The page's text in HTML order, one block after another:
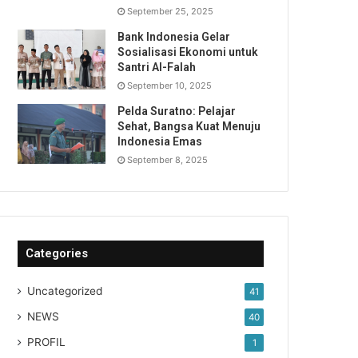
September 25, 2025
Bank Indonesia Gelar
Sosialisasi Ekonomi untuk
Santri Al-Falah
September 10, 2025
Pelda Suratno: Pelajar
Sehat, Bangsa Kuat Menuju
Indonesia Emas
September 8, 2025
Categories
Uncategorized 41
NEWS 40
PROFIL 1